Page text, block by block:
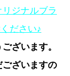
ジナルブラ
ださい♪
ございます。
ざいますの